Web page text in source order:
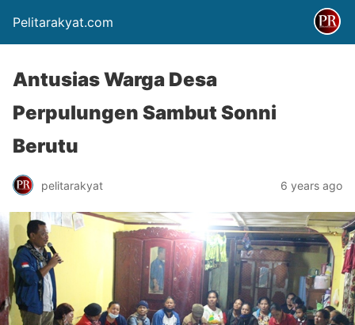
Pelitarakyat.com
Antusias Warga Desa
Perpulungen Sambut Sonni
Berutu
pelitarakyat 6 years ago